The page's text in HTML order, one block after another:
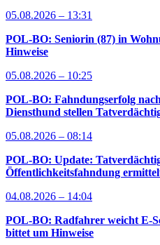
05.08.2026 – 13:31
POL-BO: Seniorin (87) in
Hinweise
05.08.2026 – 10:25
POL-BO: Fahndungserfolg
Diensthund stellen
05.08.2026 – 08:14
POL-BO: Update:
Öffentlichkeitsfahndung
04.08.2026 – 14:04
POL-BO: Radfahrer weicht E-
bittet um Hinweise